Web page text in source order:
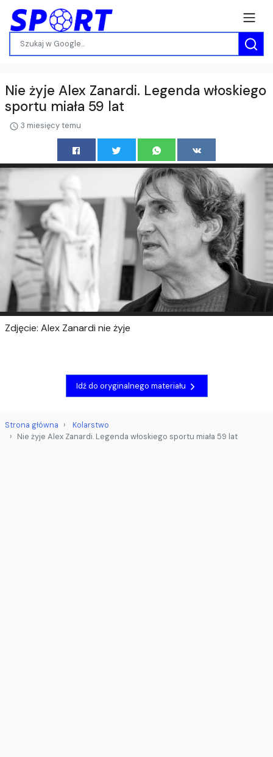
Nie żyje Alex Zanardi. Legenda włoskiego
sportu miała 59 lat
3 miesięcy temu
Zdjęcie: Alex Zanardi nie żyje
Idź do oryginalnego materiału
Strona główna
Kolarstwo
Nie żyje Alex Zanardi. Legenda włoskiego sportu miała 59 lat